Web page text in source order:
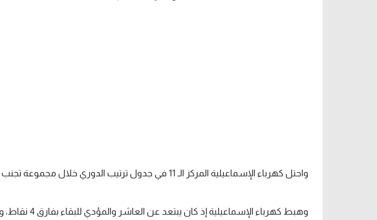
واحتل كهرباء الإسماعيلية المركز الـ 11 في جدول ترتيب الدوري خلال مجموعة تجنب الهبوط.
وهبط كهرباء الإسماعيلية إذ كان